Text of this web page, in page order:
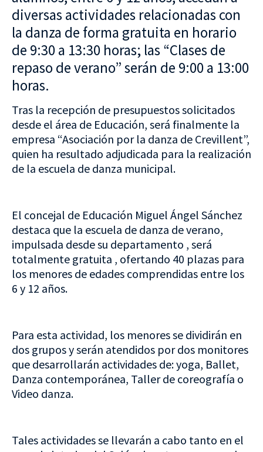
diversas actividades relacionadas con
la danza de forma gratuita en horario
de 9:30 a 13:30 horas; las “Clases de
repaso de verano” serán de 9:00 a 13:00
horas.
Tras la recepción de presupuestos solicitados
desde el área de Educación, será finalmente la
empresa “Asociación por la danza de Crevillent”,
quien ha resultado adjudicada para la realización
de la escuela de danza municipal.
El concejal de Educación Miguel Ángel Sánchez
destaca que la escuela de danza de verano,
impulsada desde su departamento , será
totalmente gratuita , ofertando 40 plazas para
los menores de edades comprendidas entre los
6 y 12 años.
Para esta actividad, los menores se dividirán en
dos grupos y serán atendidos por dos monitores
que desarrollarán actividades de: yoga, Ballet,
Danza contemporánea, Taller de coreografía o
Video danza.
Tales actividades se llevarán a cabo tanto en el